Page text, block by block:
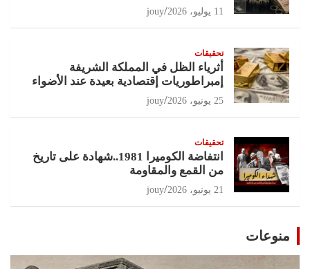
11 يوليو، 2026 jouy
تحقيقات
أثرياء الظل في المملكة الشريفة
إمبراطوريات إقتصادية بعيدة عند الأضواء
25 يونيو، 2026 jouy
تحقيقات
انتفاضة الكوميرا 1981..شهادة على تاريخ
من القمع والمقاومة
21 يونيو، 2026 jouy
منوعات